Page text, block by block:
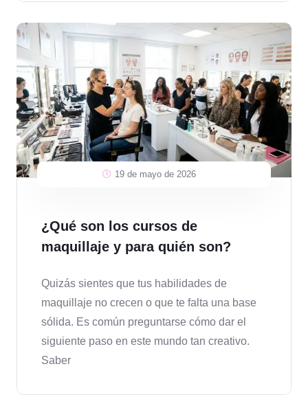
19 de mayo de 2026
¿Qué son los cursos de
maquillaje y para quién son?
Quizás sientes que tus habilidades de
maquillaje no crecen o que te falta una base
sólida. Es común preguntarse cómo dar el
siguiente paso en este mundo tan creativo.
Saber